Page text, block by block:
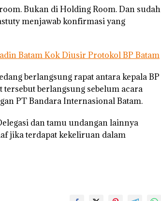
Bukan di Holding Room. Dan sudah
menjawab konfirmasi yang
Batam Kok Diusir Protokol BP Batam
berlangsung rapat antara kepala BP
berlangsung sebelum acara
PT Bandara Internasional Batam.
dan tamu undangan lainnya
jika terdapat kekeliruan dalam
Bisnis Wholesale
Network Catat
Pertumbuhan
Pendapatan Sebesar
Tahunan
‎Soal Pengerukan PT
McDermott
Indonesia, KSOP
Khusus Batam
Ada di BP Batam